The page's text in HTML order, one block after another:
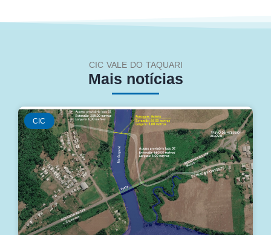
CIC VALE DO TAQUARI
Mais notícias
CIC